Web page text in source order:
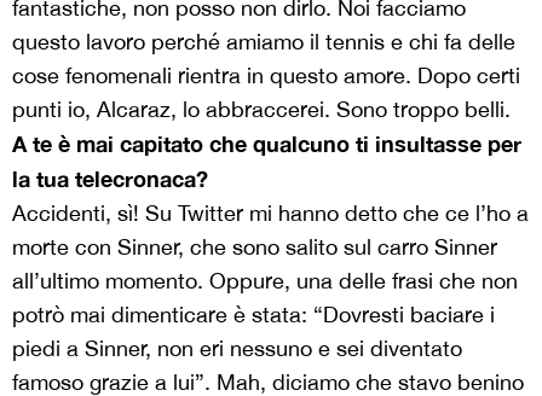
fantastiche, non posso non dirlo. Noi facciamo
questo lavoro perché amiamo il tennis e chi fa delle
cose fenomenali rientra in questo amore. Dopo certi
punti io, Alcaraz, lo abbraccerei. Sono troppo belli.
A te è mai capitato che qualcuno ti insultasse per
la tua telecronaca?
Accidenti, sì! Su Twitter mi hanno detto che ce l’ho a
morte con Sinner, che sono salito sul carro Sinner
all’ultimo momento. Oppure, una delle frasi che non
potrò mai dimenticare è stata: “Dovresti baciare i
piedi a Sinner, non eri nessuno e sei diventato
famoso grazie a lui”. Mah, diciamo che stavo benino